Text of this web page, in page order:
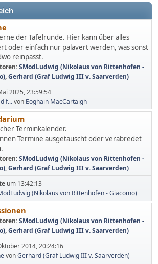
der Tafelrunde. Hier kann über alles
oder einfach nur palavert werden, was sonst
reinpasst.
SModLudwig (Nikolaus von Rittenhofen -
,Gerhard (Graf Ludwig III v. Saarverden)
2025, 23:59:54
f...von Eoghain MacCartaigh
Terminkalender.
Termine ausgetauscht oder verabredet
SModLudwig (Nikolaus von Rittenhofen -
,Gerhard (Graf Ludwig III v. Saarverden)
um 13:42:13
(Nikolaus von Rittenhofen - Giacomo)
SModLudwig (Nikolaus von Rittenhofen -
,Gerhard (Graf Ludwig III v. Saarverden)
2014, 20:24:16
vonGerhard (Graf Ludwig III v. Saarverden)